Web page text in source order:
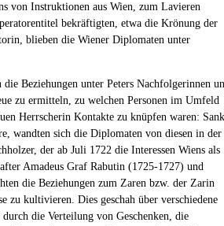
von Instruktionen aus Wien, zum Lavieren
bekräftigten, etwa die Krönung der
blieben die Wiener Diplomaten unter
Beziehungen unter Peters Nachfolgerinnen
zu ermitteln, zu welchen Personen im Umfeld
Herrscherin Kontakte zu knüpfen waren: Sank
wandten sich die Diplomaten von diesen in der
der ab Juli 1722 die Interessen Wiens als
Amadeus Graf Rabutin (1725-1727) und
die Beziehungen zum Zaren bzw. der Zarin
zu kultivieren. Dies geschah über verschiedene
die Verteilung von Geschenken, die